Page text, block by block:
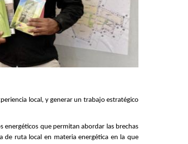
local, y generar un trabajo estratégico
energéticos que permitan abordar las brechas
de ruta local en materia energética en la que